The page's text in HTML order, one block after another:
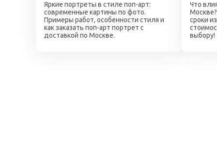
Яркие портреты в стиле поп-арт:
современные картины по фото.
Примеры работ, особенности стиля и
как заказать поп-арт портрет с
доставкой по Москве.
Что
сроки
выбору!